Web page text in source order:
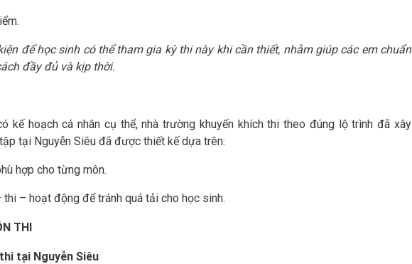
để học sinh có thể tham gia kỳ thi này khi cần thiết, nhằm giúp các em chuẩn
đầy đủ và kịp thời.
kế hoạch cá nhân cụ thể, nhà trường khuyến khích thi theo đúng lộ trình đã xây
tại Nguyễn Siêu đã được thiết kế dựa trên:
hợp cho từng môn.
– hoạt động để tránh quá tải cho học sinh.
THI
tại Nguyễn Siêu